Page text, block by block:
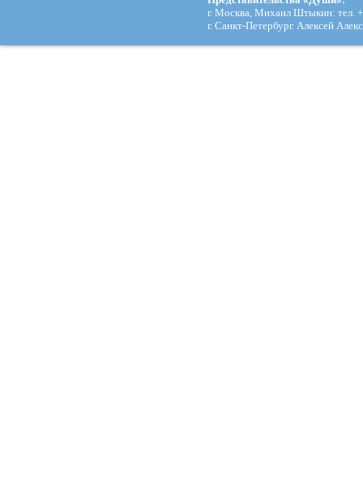
г. Москва, Михаил Штыкин: тел.
г. Санкт-Петербург. Алексей